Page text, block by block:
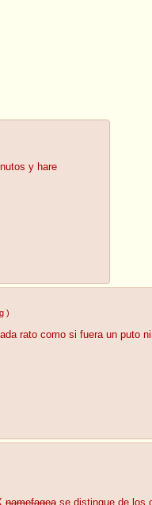
y hare
)
rato como si fuera un puto
namefagea se distingue de los